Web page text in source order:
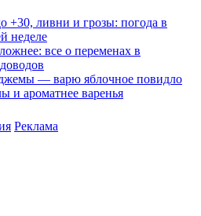
+30, ливни и грозы: погода в
неделе
все о переменах в
джемы — варю яблочное повидло
и ароматнее варенья
Реклама